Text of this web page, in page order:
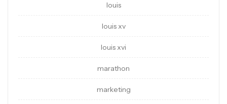
louis
louis xv
louis xvi
marathon
marketing